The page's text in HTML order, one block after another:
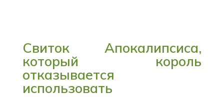
Свиток Апокалипсиса,
который король
отказывается
использовать